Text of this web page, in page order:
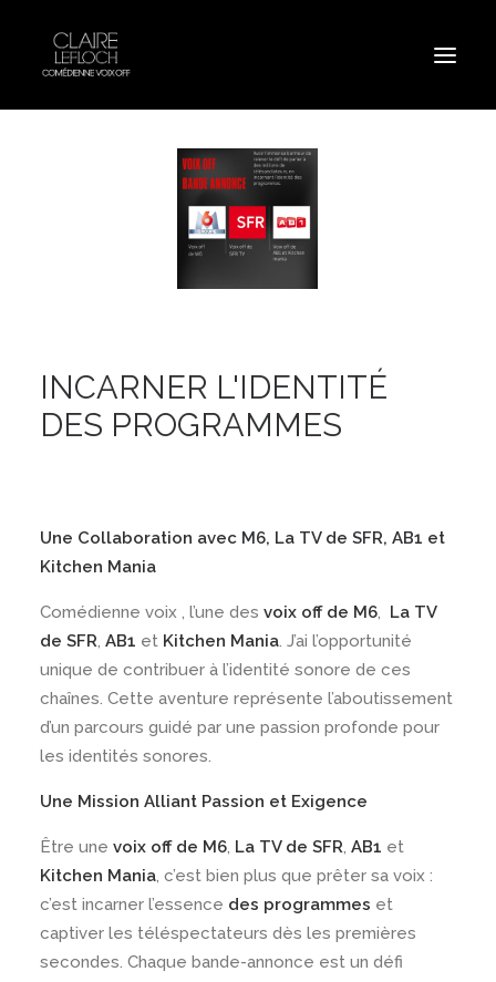
INCARNER L'IDENTITÉ
DES PROGRAMMES
Une Collaboration avec M6, La TV de SFR, AB1 et
Kitchen Mania
Comédienne voix , l’une des voix off de M6, La TV
de SFR, AB1 et Kitchen Mania. J’ai l’opportunité
unique de contribuer à l’identité sonore de ces
chaînes. Cette aventure représente l’aboutissement
d’un parcours guidé par une passion profonde pour
les identités sonores.
Une Mission Alliant Passion et Exigence
Être une voix off de M6, La TV de SFR, AB1 et
Kitchen Mania, c’est bien plus que prêter sa voix :
c’est incarner l’essence des programmes et
captiver les téléspectateurs dès les premières
secondes. Chaque bande-annonce est un défi